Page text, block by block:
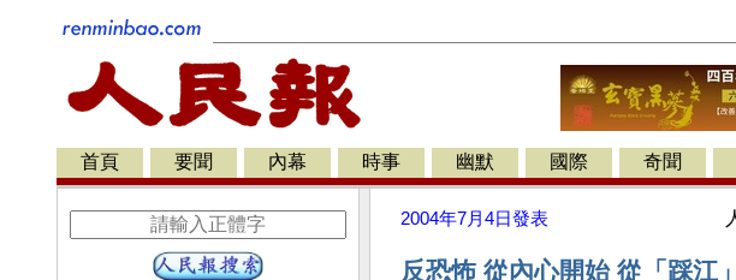
首頁 要聞 內幕 時事 幽默 國際 奇聞
2004年7月4日發表
反恐怖 從內心開始 從「踩江